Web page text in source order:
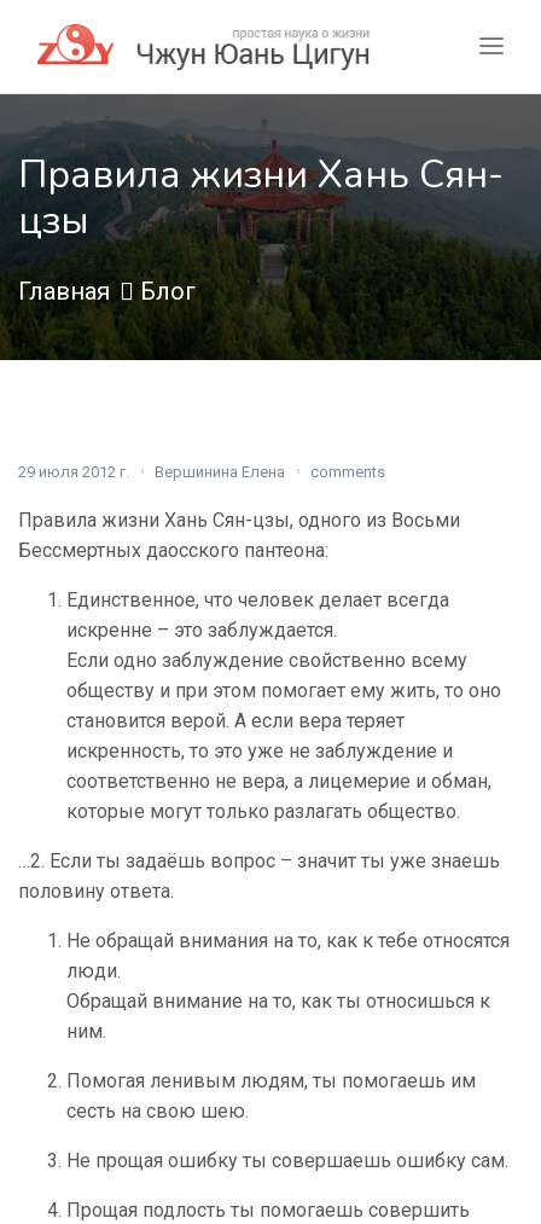
Правила жизни Хань Сян-
цзы
Главная Блог
29 июля 2012 г. Вершинина Елена comments
Правила жизни Хань Сян-цзы, одного из Восьми
Бессмертных даосского пантеона:
Единственное, что человек делает всегда
искренне – это заблуждается.
Если одно заблуждение свойственно всему
обществу и при этом помогает ему жить, то оно
становится верой. А если вера теряет
искренность, то это уже не заблуждение и
соответственно не вера, а лицемерие и обман,
которые могут только разлагать общество.
…2. Если ты задаёшь вопрос – значит ты уже знаешь
половину ответа.
Не обращай внимания на то, как к тебе относятся
люди.
Обращай внимание на то, как ты относишься к
ним.
Помогая ленивым людям, ты помогаешь им
сесть на свою шею.
Не прощая ошибку ты совершаешь ошибку сам.
Прощая подлость ты помогаешь совершить